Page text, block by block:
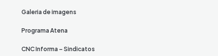
Galeria de imagens
Programa Atena
CNC Informa – Sindicatos